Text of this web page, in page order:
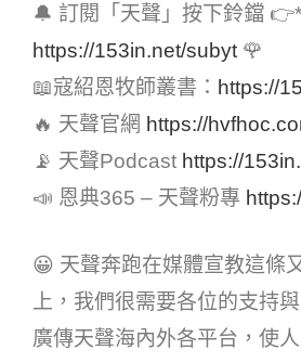
🔔 訂閱「天聲」按下鈴鐺
https://153in.net/subyt 🌹
📖寇紹恩牧師叢書： https://
🔥 天聲官網 https://
📡 天聲Podcast https://
📣 恩典365 – 天聲粉專
😀 天聲奔跑在媒體宣教這條
上，我們很需要各位的支持
廣傳天聲海內外各平台，使